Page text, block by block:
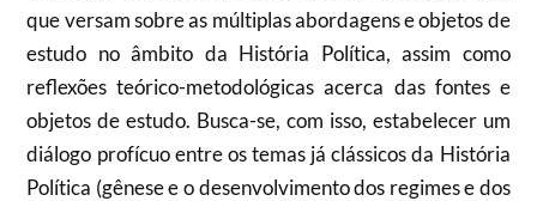
que versam sobre as múltiplas abordagens e objetos de
estudo no âmbito da História Política, assim como
reflexões teórico-metodológicas acerca das fontes e
objetos de estudo. Busca-se, com isso, estabelecer um
diálogo profícuo entre os temas já clássicos da História
Política (gênese e o desenvolvimento dos regimes e dos